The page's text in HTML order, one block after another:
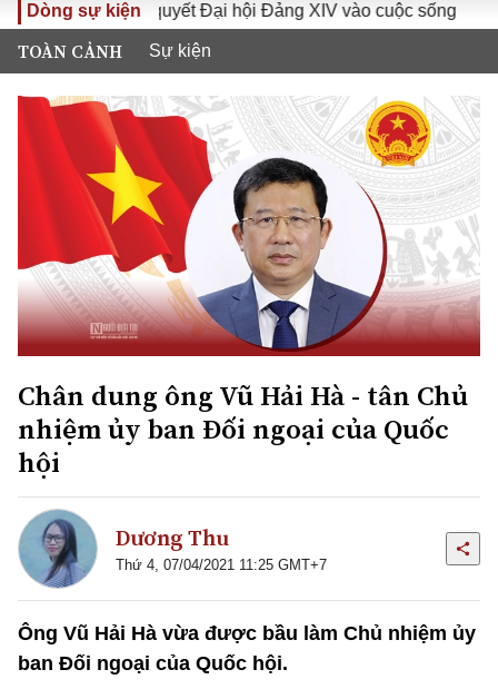
Dòng sự kiện
Đưa Nghị quyết Đại hội Đảng XIV vào cuộc sống Hướng
TOÀN CẢNH Sự kiện
Chân dung ông Vũ Hải Hà - tân Chủ
nhiệm ủy ban Đối ngoại của Quốc
hội
Dương Thu
Thứ 4, 07/04/2021 11:25 GMT+7
Ông Vũ Hải Hà vừa được bầu làm Chủ nhiệm ủy
ban Đối ngoại của Quốc hội.